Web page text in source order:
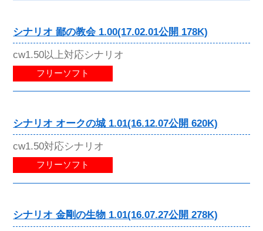
シナリオ 鄙の教会 1.00(17.02.01公開 178K)
cw1.50以上対応シナリオ
フリーソフト
シナリオ オークの城 1.01(16.12.07公開 620K)
cw1.50対応シナリオ
フリーソフト
シナリオ 金剛の生物 1.01(16.07.27公開 278K)